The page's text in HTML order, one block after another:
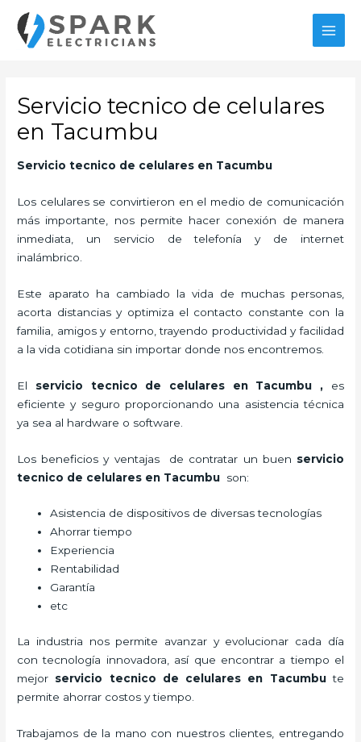
contenido
Servicio tecnico de celulares
en Tacumbu
Servicio tecnico de celulares en Tacumbu
Los celulares se convirtieron en el medio de comunicación
más importante, nos permite hacer conexión de manera
inmediata, un servicio de telefonía y de internet
inalámbrico.
Este aparato ha cambiado la vida de muchas personas,
acorta distancias y optimiza el contacto constante con la
familia, amigos y entorno, trayendo productividad y facilidad
a la vida cotidiana sin importar donde nos encontremos.
El servicio tecnico de celulares en Tacumbu , es
eficiente y seguro proporcionando una asistencia técnica
ya sea al hardware o software.
Los beneficios y ventajas de contratar un buen servicio
tecnico de celulares en Tacumbu son:
Asistencia de dispositivos de diversas tecnologías
Ahorrar tiempo
Experiencia
Rentabilidad
Garantía
etc
La industria nos permite avanzar y evolucionar cada día
con tecnología innovadora, así que encontrar a tiempo el
mejor servicio tecnico de celulares en Tacumbute
permite ahorrar costos y tiempo.
Trabajamos de la mano con nuestros clientes, entregando